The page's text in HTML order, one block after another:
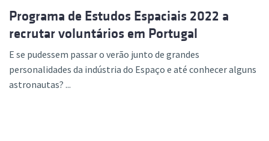
Programa de Estudos Espaciais 2022 a
recrutar voluntários em Portugal
E se pudessem passar o verão junto de grandes
personalidades da indústria do Espaço e até conhecer alguns
astronautas? ...